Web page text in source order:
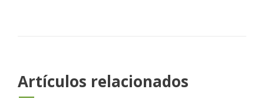
Artículos relacionados